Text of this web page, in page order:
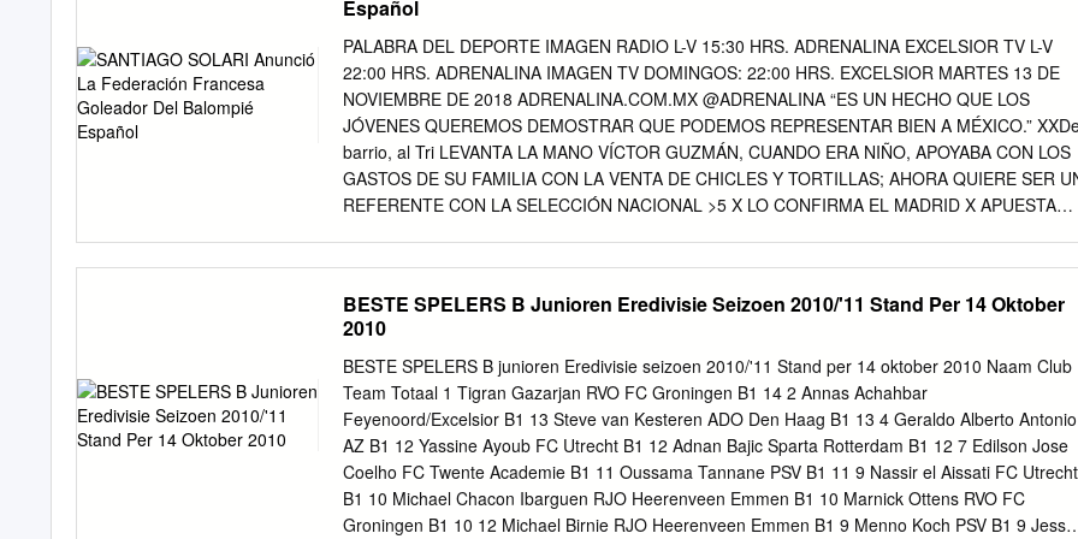
verdammt, um vier Spieltage vor Schluss wieder richtig in den Showdown um die Königsklasse
eingreifen zu können. Während die historische Bundes- liga-Bilanz zwar eindeutig für Schwarz-
Gelb spricht, hat Grün-Weiß in dieser Saison allerdings bewiesen, gerade zuhause gegen jeden
Gegner bestehen zu können. Das 2:3 gegen die Bayern war nicht nur unglücklich und am Ende
unnötig, es war zugleich erst die allererste Saisonniederlage im heimischen Rund. Und
überhaupt: 57 Punkte nach 30 Partien bedeuten die drittbeste Bilanz aller Zeiten für den VfL.
in der Meistersaison 2008/2009 (60) und in der Vize-Meister-Saison 2014/2015 (61) waren die
Wölfe besser. Positiv ist auch, dass mit den beiden Außenverteidigern Kevin Mbabu und Paulo
Español
PALABRA DEL DEPORTE IMAGEN RADIO L-V 15:30 HRS. ADRENALINA EXCELSIOR TV L-V
22:00 HRS. ADRENALINA IMAGEN TV DOMINGOS: 22:00 HRS. EXCELSIOR MARTES 13 DE
NOVIEMBRE DE 2018 ADRENALINA.COM.MX @ADRENALINA “ES UN HECHO QUE LOS
JÓVENES QUEREMOS DEMOSTRAR QUE PODEMOS REPRESENTAR BIEN A MÉXICO.”
barrio, al Tri LEVANTA LA MANO VÍCTOR GUZMÁN, CUANDO ERA NIÑO, APOYABA CON LOS
GASTOS DE SU FAMILIA CON LA VENTA DE CHICLES Y TORTILLAS; AHORA QUIERE SER
REFERENTE CON LA SELECCIÓN NACIONAL >5 X LO CONFIRMA EL MADRID X APUESTAN
el momento en diferentes torneos >9 emocionante juego en el Azteca>15 2 ADRENALINA
MARTES 13 DE NOVIEMBRE DE 2018 : EXCELSIOR u u RADAR REY Y DAMA ARTURO
XICOTÉNCATL u CUMPLEAÑOS u PARA HOY “No comprendo a los MUNDIAL FEMENIL SUB
jugadores que se niegan BRASIL JAPÓN a venir (a la Selección UNIVISIÓN TDN - 11:00 HRS.
MUNDIAL FEMENIL SUB 17 Mexicana), pero se MÉXICO SUDÁFRICA Posición en 47. f5,
respeta, por algo lo 7, 9 Y UNIVISIÓN TDN - 14:00 HRS. Caruana acelera el hacen. Lo
importante MUNDIAL FEMENIL SUB 17 empate ante el campeón Carlsen, con la entrega es
a mí me pone URUGUAY GHANA de material que implica contento.” UNIVISIÓN TDN - 16:00
HRS. el sacrificio del caballo. El juego continuaría con BASQUETBOL COLEGIAL gxf5 48.
BESTE SPELERS B Junioren Eredivisie Seizoen 2010/'11 Stand Per 14 Oktober
2010
BESTE SPELERS B junioren Eredivisie seizoen 2010/'11 Stand per 14 oktober 2010 Naam Club
Team Totaal 1 Tigran Gazarjan RVO FC Groningen B1 14 2 Annas Achahbar
Feyenoord/Excelsior B1 13 Steve van Kesteren ADO Den Haag B1 13 4 Geraldo Alberto Antonio
AZ B1 12 Yassine Ayoub FC Utrecht B1 12 Adnan Bajic Sparta Rotterdam B1 12 7 Edilson Jose
Coelho FC Twente Academie B1 11 Oussama Tannane PSV B1 11 9 Nassir el Aissati FC Utrecht
B1 10 Michael Chacon Ibarguen RJO Heerenveen Emmen B1 10 Marnick Ottens RVO FC
Groningen B1 10 12 Michael Birnie RJO Heerenveen Emmen B1 9 Menno Koch PSV B1 9 Jesse